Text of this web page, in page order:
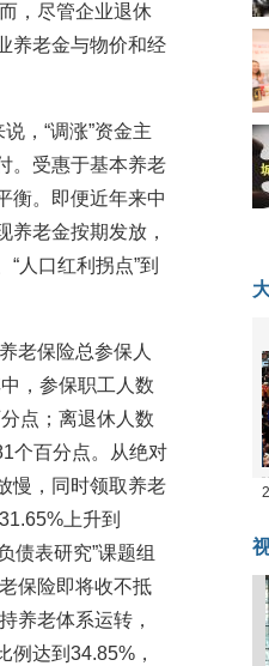
，尽管企业退休
养老金与物价和经
，“调涨”资金主
。受惠于基本养老
衡。即便近年来中
老金按期发放，
人口红利拐点”到
老保险总参保人
，参保职工人数
点；离退休人数
个百分点。从绝对
慢，同时领取养老
上升到
债表研究”课题组
保险即将收不抵
养老体系运转，
例达到34.85%，